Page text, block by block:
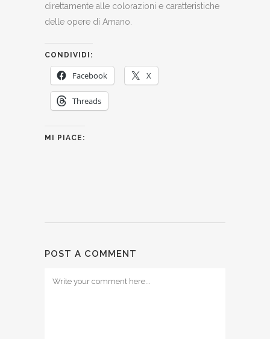
direttamente alle colorazioni e caratteristiche
delle opere di Amano.
CONDIVIDI:
Facebook X
Threads
MI PIACE:
POST A COMMENT